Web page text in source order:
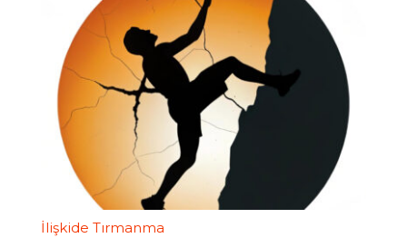
İlişkide Tırmanma